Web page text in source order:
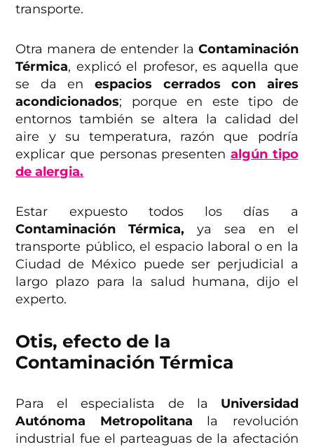
transporte.
Otra manera de entender la Contaminación
Térmica, explicó el profesor, es aquella que
se da en espacios cerrados con aires
acondicionados;
porque en este tipo de
entornos también se altera la calidad del
aire y su temperatura, razón que podría
explicar que personas presenten algún tipo
de alergia.
Estar expuesto todos los días a
Contaminación Térmica, ya sea en el
transporte público, el espacio laboral o en la
Ciudad de México puede ser perjudicial a
largo plazo para la salud humana, dijo el
experto.
Otis, efecto de la
Contaminación Térmica
Para el especialista de la Universidad
Autónoma Metropolitana la revolución
industrial fue el parteaguas de la afectación